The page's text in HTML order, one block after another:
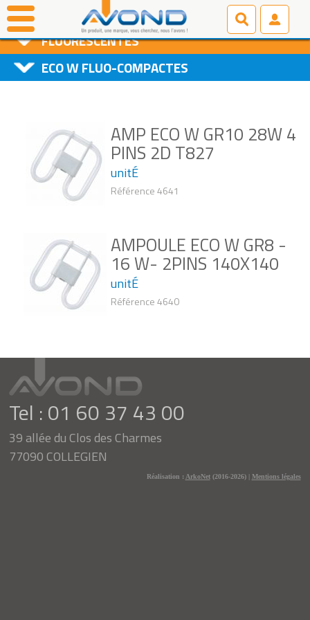
AMPOULES
FLUORESCENTES
ECO W FLUO-COMPACTES
AMP ECO W GR10 28W 4
PINS 2D T827
unitÉ
Référence 4641
AMPOULE ECO W GR8 -
16 W- 2PINS 140X140
unitÉ
Référence 4640
Tel : 01 60 37 43 00
39 allée du Clos des Charmes
77090 COLLEGIEN
Réalisation : ArkoNet(2016-2026) | Mentions légales